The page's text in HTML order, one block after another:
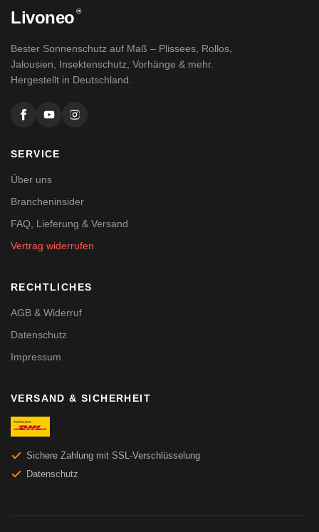
Livoneo ®
Bester Sonnenschutz auf Maß – Plissees, Rollos,
Jalousien, Insektenschutz, Vorhänge & mehr.
Hergestellt in Deutschland.
SERVICE
Über uns
Brancheninsider
FAQ, Lieferung & Versand
Vertrag widerrufen
RECHTLICHES
AGB & Widerruf
Datenschutz
Impressum
VERSAND & SICHERHEIT
Sichere Zahlung mit SSL-Verschlüsselung
Datenschutz